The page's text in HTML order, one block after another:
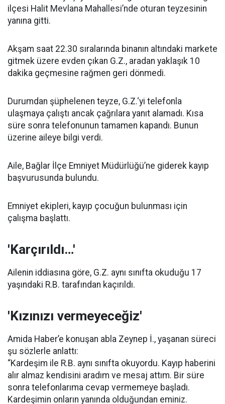
ilçesi Halit Mevlana Mahallesi’nde oturan teyzesinin
yanına gitti.
Akşam saat 22.30 sıralarında binanın altındaki markete
gitmek üzere evden çıkan G.Z., aradan yaklaşık 10
dakika geçmesine rağmen geri dönmedi.
Durumdan şüphelenen teyze, G.Z.‘yi telefonla
ulaşmaya çalıştı ancak çağrılara yanıt alamadı. Kısa
süre sonra telefonunun tamamen kapandı. Bunun
üzerine aileye bilgi verdi.
Aile, Bağlar İlçe Emniyet Müdürlüğü’ne giderek kayıp
başvurusunda bulundu.
Emniyet ekipleri, kayıp çocuğun bulunması için
çalışma başlattı.
'Karçırıldı…'
Ailenin iddiasına göre, G.Z. aynı sınıfta okuduğu 17
yaşındaki R.B. tarafından kaçırıldı.
'Kızınızı vermeyeceğiz'
Amida Haber’e konuşan abla Zeynep İ., yaşanan süreci
şu sözlerle anlattı:
“Kardeşim ile R.B. aynı sınıfta okuyordu. Kayıp haberini
alır almaz kendisini aradım ve mesaj attım. Bir süre
sonra telefonlarıma cevap vermemeye başladı.
Kardeşimin onların yanında olduğundan eminiz.